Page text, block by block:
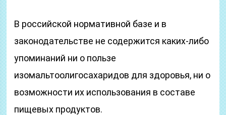
В российской нормативной базе и в
законодательстве не содержится каких-либо
упоминаний ни о пользе
изомальтоолигосахаридов для здоровья, ни о
возможности их использования в составе
пищевых продуктов.